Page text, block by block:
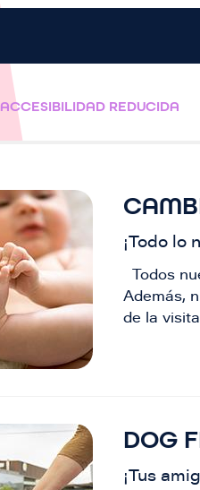
ACCESIBILIDAD REDUCIDA
¡Todo lo
Todos
Además,
de la
DOG
¡Tus